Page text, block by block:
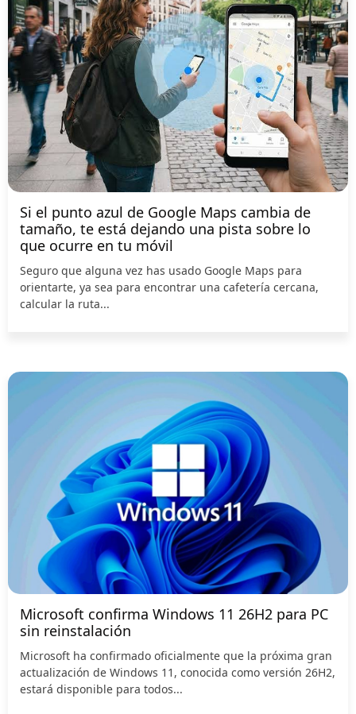
Si el punto azul de Google Maps cambia de
tamaño, te está dejando una pista sobre lo
que ocurre en tu móvil
Seguro que alguna vez has usado Google Maps para
orientarte, ya sea para encontrar una cafetería cercana,
calcular la ruta...
Microsoft confirma Windows 11 26H2 para PC
sin reinstalación
Microsoft ha confirmado oficialmente que la próxima gran
actualización de Windows 11, conocida como versión 26H2,
estará disponible para todos...